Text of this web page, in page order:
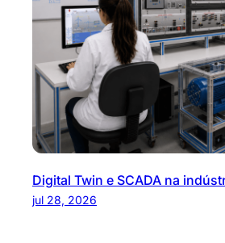
Digital Twin e SCADA na
jul 28, 2026